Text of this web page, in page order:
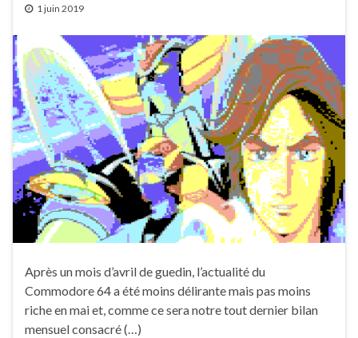
1 juin 2019
Après un mois d’avril de guedin, l’actualité du
Commodore 64 a été moins délirante mais pas moins
riche en mai et, comme ce sera notre tout dernier bilan
mensuel consacré (…)